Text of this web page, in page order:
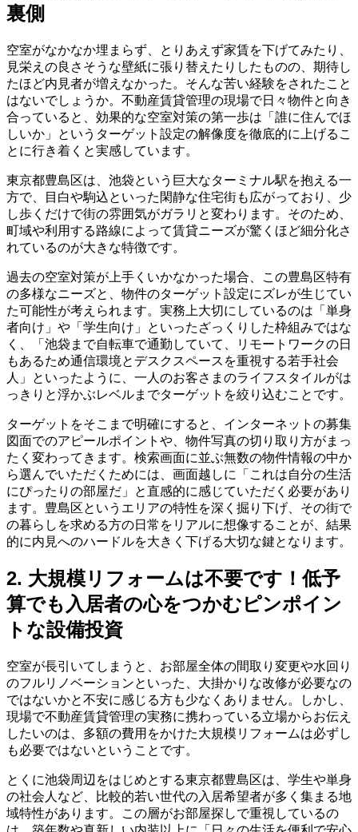
裏側
空室がなかなか埋まらず、とりあえず家賃を下げてみたり、
見栄えの良さそうな壁紙に張り替えたりしたものの、期待し
たほど内見者が増えなかった。そんな苦い経験をされたこと
はないでしょうか。不動産賃貸管理の現場で日々物件と向き
合っていると、効果的な空室対策の第一歩は「誰に住んでほ
しいか」というターゲット設定の解像度を徹底的に上げるこ
とに行き着くと実感しています。
東京都豊島区は、池袋という巨大なターミナル駅を抱える一
方で、目白や駒込といった閑静な住宅街も広がっており、少
し歩くだけで街の雰囲気がガラリと変わります。そのため、
町域や利用する路線によって賃貸ニーズが驚くほど細分化さ
れているのが大きな特徴です。
過去の空室対策が上手くいかなかった場合、この豊島区特有
の多様なニーズと、物件のターゲット設定にズレが生じてい
た可能性が考えられます。実務上大切にしているのは「単身
者向け」や「学生向け」といったざっくりした枠組みではな
く、「池袋まで自転車で通勤していて、リモートワークの日
もあるため通信環境とデスクスペースを重視する若手社会
人」といったように、一人のお客さまのライフスタイルがは
っきりと浮かぶレベルまでターゲットを絞り込むことです。
ターゲットをそこまで明確にすると、インターネットの募集
図面でのアピールポイントや、物件写真の切り取り方がまっ
たく変わってきます。検索画面に並ぶ無数の物件情報の中か
ら選んでいただくためには、画面越しに「これは自分の生活
にぴったりの部屋だ」と直感的に感じていただく必要があり
ます。豊島区というエリアの特性を深く掘り下げ、その街で
の暮らしを求める方の日常をリアルに想像することが、結果
的に内見へのハードルを大きく下げる大切な鍵となります。
2. 大規模リフォームは不要です！低予
算でも入居者の心をつかむピンポイン
トな設備投資
空室が長引いてしまうと、お部屋全体の間取り変更や水回り
のフルリノベーションといった、大掛かりな改修が必要なの
ではないかと不安に感じる方も少なくありません。しかし、
現場で不動産賃貸管理の実務に携わっている立場からお伝え
したいのは、多額の費用をかけた大規模リフォームは必ずし
も必要ではないということです。
とくに池袋周辺をはじめとする東京都豊島区は、学生や単身
の社会人など、比較的若い世代の入居希望者が多く集まる地
域特性があります。この層がお部屋探しで重視しているの